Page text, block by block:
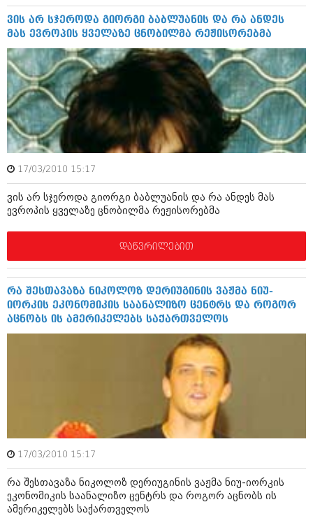
აპრილი 2011 (294)
მარტი 2011 (654)
თებერვალი 2011 (329)
იანვარი 2011 (647)
(157)
დეკემბერი 2010 (881)
ნოემბერი 2010 (422)
ოქტომბერი 2010 (341)
სექტემბერი 2010 (449)
აგვისტო 2010 (461)
ივლისი 2010 (556)
მაისი 2010 (232)
მარტი 2010 (454)
თებერვალი 2010 (421)
იანვარი 2010 (422)
დეკემბერი 2009 (510)
ოქტომბერი 2009 (382)
სექტემბერი 2009 (541)
აგვისტო 2009 (14)
ივლისი 2009 (118)
ვის არ სჯეროდა გიორგი ბაბლუანის და რა ანდეს
მას ევროპის ყველაზე ცნობილმა რეჟისორებმა
17/03/2010 15:17
ვის არ სჯეროდა გიორგი ბაბლუანის და რა ანდეს მას
ევროპის ყველაზე ცნობილმა რეჟისორებმა
დაწვრილებით
რა შესთავაზა ნიკოლოზ დერიუგინის ვაჟმა ნიუ-
იორკის ეკონომიკის საანალიზო ცენტრს და როგორ
აცნობს ის ამერიკელებს საქართველოს
17/03/2010 15:17
რა შესთავაზა ნიკოლოზ დერიუგინის ვაჟმა ნიუ-იორკის
ეკონომიკის საანალიზო ცენტრს და როგორ აცნობს ის
ამერიკელებს საქართველოს